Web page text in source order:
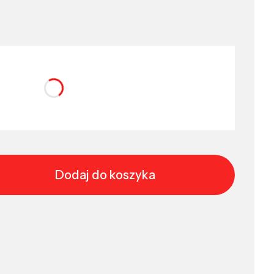
się ceną
Dodaj do koszyka